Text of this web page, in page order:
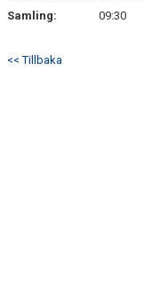
Samling:
09:30
<< Tillbaka